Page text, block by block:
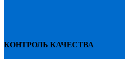
КОНТРОЛЬ КАЧЕСТВА